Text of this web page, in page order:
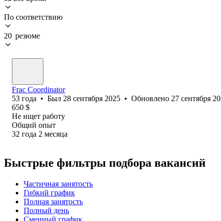
По соответствию
20 резюме
Frac Coordinator
53 года • Был 28 сентября 2025 • Обновлено 27 сентября
650 $
Не ищет работу
Общий опыт
32 года 2 месяца
Быстрые фильтры подбора вакансий
Частичная занятость
Гибкий график
Полная занятость
Полный день
Сменный график